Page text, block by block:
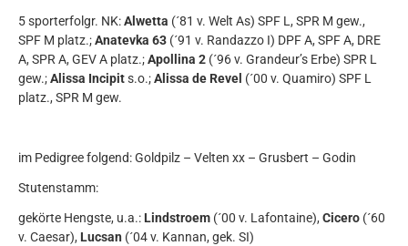
5 sporterfolgr. NK:Alwetta (´81 v. Welt As) SPF L, SPR M gew.,
SPF M platz.;Anatevka 63 (´91 v. Randazzo I) DPF A, SPF A, DRE
A, SPR A, GEV A platz.;Apollina 2 (´96 v. Grandeur’s Erbe) SPR L
gew.;Alissa Incipits.o.;Alissa de Revel (´00 v. Quamiro) SPF L
platz., SPR M gew.
im Pedigree folgend: Goldpilz – Velten xx – Grusbert – Godin
Stutenstamm:
gekörte Hengste, u.a.: Lindstroem (´00 v. Lafontaine), Cicero (´60
v. Caesar), Lucsan (´04 v. Kannan, gek. SI)